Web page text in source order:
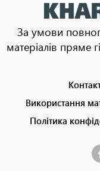
За умови
матеріалів пряме
menuВикористання
Політика